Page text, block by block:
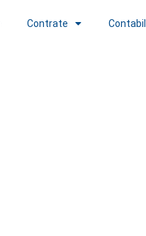
Contrate